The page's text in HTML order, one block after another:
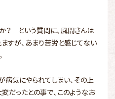
？ という質問に、風間さんは
すが、あまり苦労と感じてない
病気にやられてしまい、その上
だったとの事で、このようなお